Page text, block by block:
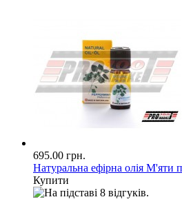
695.00 грн.
Натуральна ефірна олія М'яти
Купити